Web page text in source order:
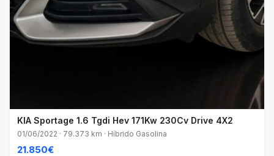
KIA Sportage 1.6 Tgdi Hev 171Kw 230Cv Drive 4X2
01/06/2022 · 79.373 km · Híbrido Gasolina
21.850€